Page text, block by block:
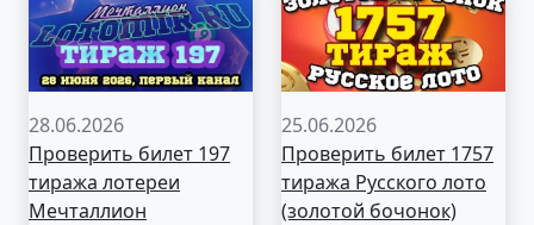
28.06.2026
Проверить билет 197
тиража лотереи
Мечталлион
25.06.2026
Проверить билет 1757
тиража Русского лото
(золотой бочонок)